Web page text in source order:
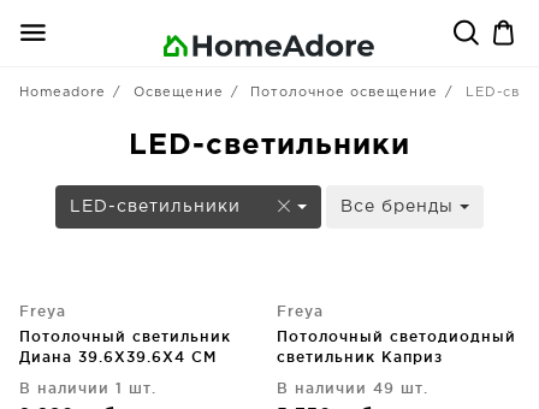
Homeadore Освещение Потолочное освещение LED-
LED-светильники
LED-светильники Все бренды
Freya
Потолочный светильник
Диана 39.6X39.6X4 CM
В наличии 1 шт.
Freya
Потолочный светодиодный
светильник Каприз
В наличии 49 шт.